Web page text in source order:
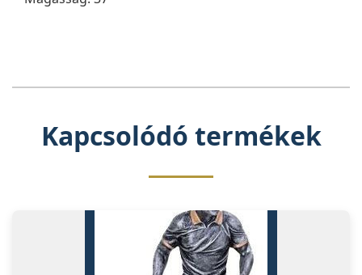
Kapcsolódó termékek